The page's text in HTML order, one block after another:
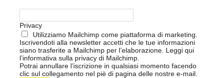
Privacy
Utilizziamo Mailchimp come piattaforma di marketing.
Iscrivendoti alla newsletter accetti che le tue informazioni
siano trasferite a Mailchimp per l’elaborazione. Leggi qui
l’informativa sulla privacy di Mailchimp
Potrai annullare l’iscrizione in qualsiasi momento facendo
clic sul collegamento nel piè di pagina delle nostre e-mail.